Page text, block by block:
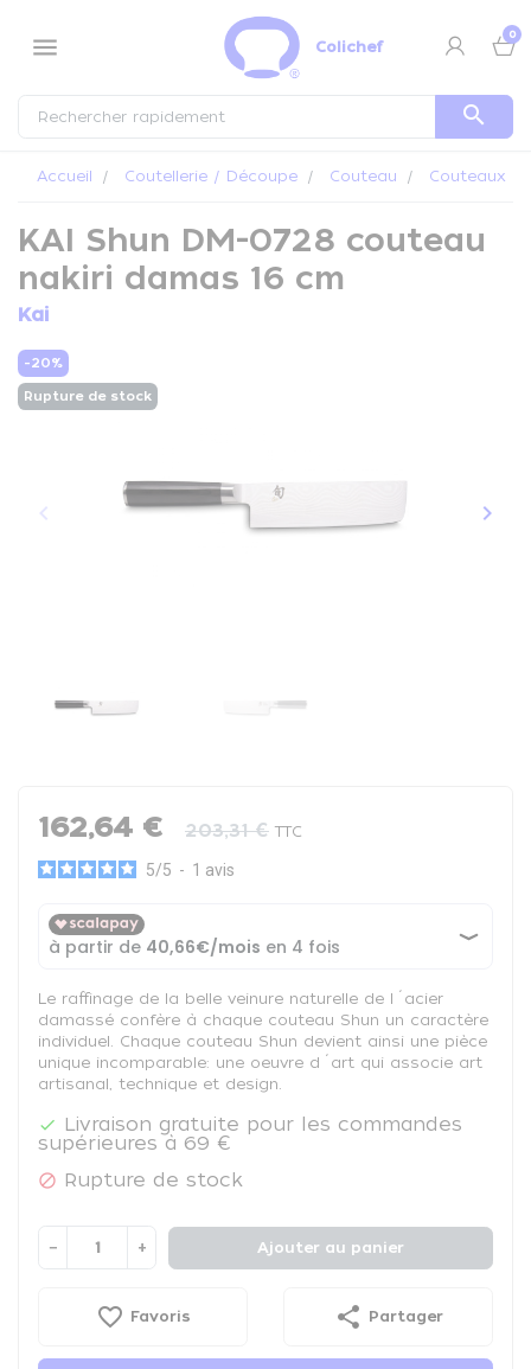
menu Colichef
0
search
Accueil Coutellerie / Découpe Couteau Couteaux
KAI Shun DM-0728 couteau
nakiri damas 16 cm
Kai
-20%
Rupture de stock
Précédent
keyboard_arrow_left keyboard_arrow_right
162,64 € 203,31 € TTC
5/5 - 1 avis
Le raffinage de la belle veinure naturelle de l´acier
damassé confère à chaque couteau Shun un caractère
individuel. Chaque couteau Shun devient ainsi une pièce
unique incomparable: une oeuvre d´art qui associe art
artisanal, technique et design.

Livraison gratuite pour les commandes
supérieures à 69 €
 Rupture de stock
− + Ajouter au panier
favorite_border Favoris share Partager